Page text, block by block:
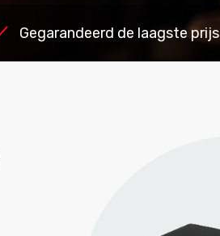
Gegarandeerd de laagste prijs